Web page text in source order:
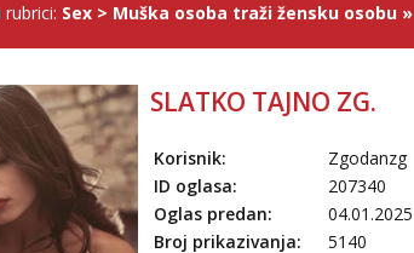
Sex > Muška osoba traži žensku osobu »
SLATKO TAJNO ZG.
Korisnik:
Zgodanzg
ID oglasa:
207340
Oglas predan:
04.01.2025
Broj prikazivanja:
5140